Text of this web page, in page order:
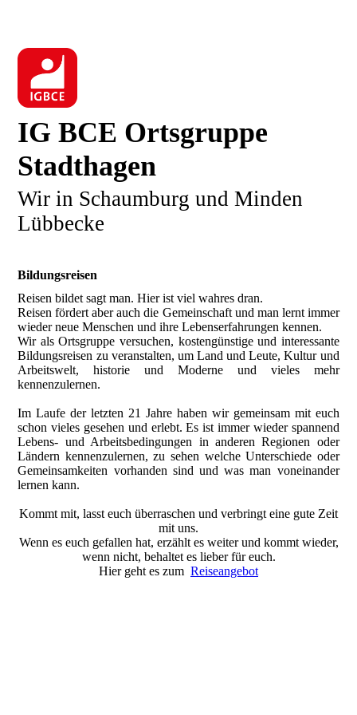
IG BCE Ortsgruppe
Stadthagen
Wir in Schaumburg und Minden
Lübbecke
Bildungsreisen
Reisen bildet sagt man. Hier ist viel wahres dran.
Reisen fördert aber auch die Gemeinschaft und man lernt immer
wieder neue Menschen und ihre Lebenserfahrungen kennen.
Wir als Ortsgruppe versuchen, kostengünstige und interessante
Bildungsreisen zu veranstalten, um Land und Leute, Kultur und
Arbeitswelt, historie und Moderne und vieles mehr
kennenzulernen.
Im Laufe der letzten 21 Jahre haben wir gemeinsam mit euch
schon vieles gesehen und erlebt. Es ist immer wieder spannend
Lebens- und Arbeitsbedingungen in anderen Regionen oder
Ländern kennenzulernen, zu sehen welche Unterschiede oder
Gemeinsamkeiten vorhanden sind und was man voneinander
lernen kann.
Kommt mit, lasst euch überraschen und verbringt eine gute Zeit
mit uns.
Wenn es euch gefallen hat, erzählt es weiter und kommt wieder,
wenn nicht, behaltet es lieber für euch.
Hier geht es zum Reiseangebot